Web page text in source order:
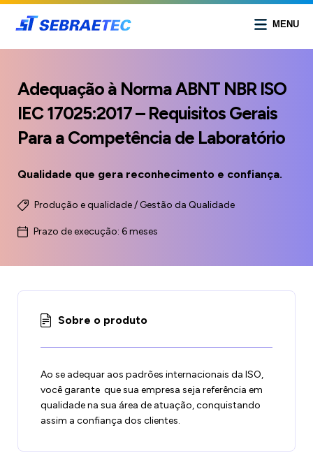
MENU
Adequação à Norma ABNT NBR ISO
IEC 17025:2017 – Requisitos Gerais
Para a Competência de Laboratório
Qualidade que gera reconhecimento e confiança.
Produção e qualidade / Gestão da Qualidade
Prazo de execução: 6 meses
Sobre o produto
Ao se adequar aos padrões internacionais da ISO,
você garante que sua empresa seja referência em
qualidade na sua área de atuação, conquistando
assim a confiança dos clientes.